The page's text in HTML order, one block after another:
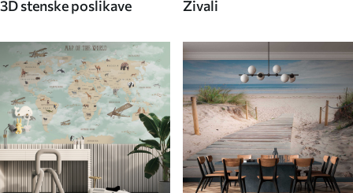
3D stenske poslikave Živali